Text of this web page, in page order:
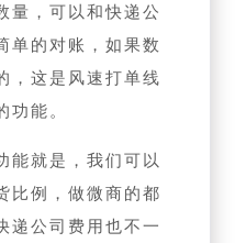
量，可以和快递公
单的对账，如果数
，这是风速打单线
能。
能就是，我们可以
比例，做微商的都
递公司费用也不一